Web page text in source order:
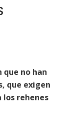
que no han
que exigen
los rehenes